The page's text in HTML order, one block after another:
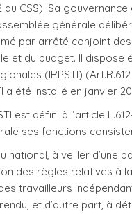
du CSS). Sa
générale
par arrêté conjoint
et du budget. Il dispose
(IRPSTI)
a été installé en janvier
est défini à l’article
ses fonctions
national, à veiller d’une
des règles relatives à
travailleurs
et d’autre part, à